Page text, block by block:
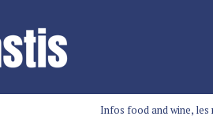
Infos food and wine, les